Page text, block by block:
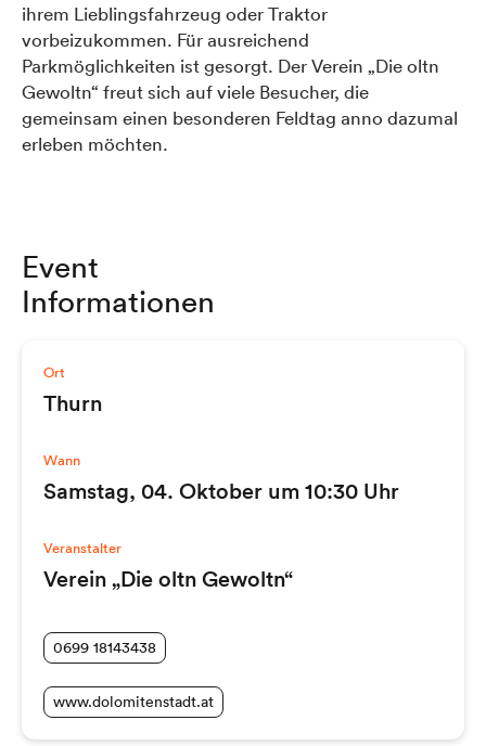
ihrem Lieblingsfahrzeug oder Traktor
vorbeizukommen. Für ausreichend
Parkmöglichkeiten ist gesorgt. Der Verein „Die oltn
Gewoltn“ freut sich auf viele Besucher, die
gemeinsam einen besonderen Feldtag anno dazumal
erleben möchten.
Event
Informationen
Ort
Thurn
Wann
Samstag, 04. Oktober um 10:30 Uhr
Veranstalter
Verein „Die oltn Gewoltn“
0699 18143438
www.dolomitenstadt.at